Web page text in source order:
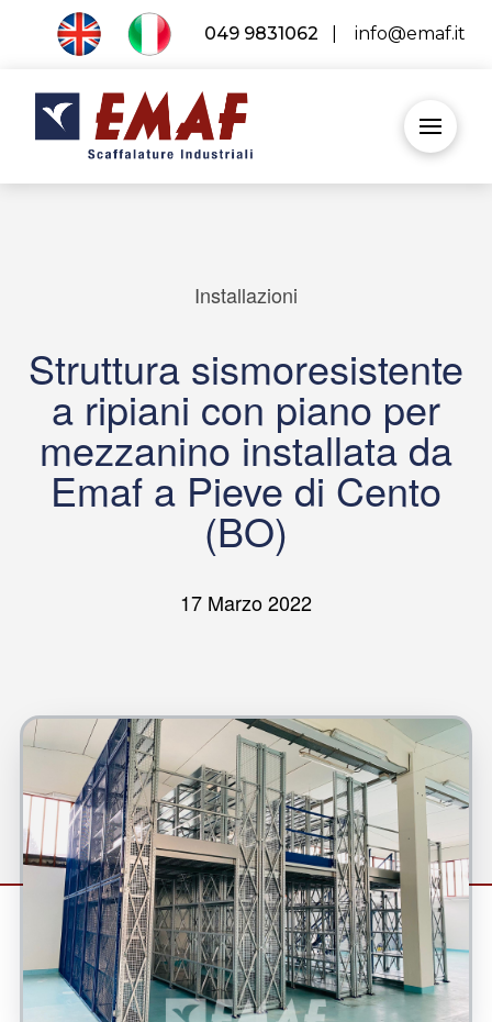
049 9831062 info@emaf.it
Installazioni
Struttura sismoresistente
a ripiani con piano per
mezzanino installata da
Emaf a Pieve di Cento
(BO)
17 Marzo 2022